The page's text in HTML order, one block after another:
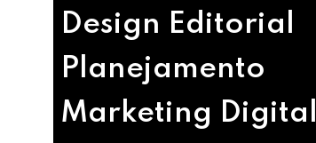
Design Editorial
Planejamento
Marketing Digital